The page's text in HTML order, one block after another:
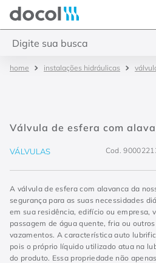
instalações hidráulicas
Válvula de esfera com
VÁLVULAS Cod.
A válvula de esfera com alavanca da
segurança para as suas necessidades
em sua residência, edifício ou empresa,
passagem de água quente, fria ou
vazamentos. A característica auto
pois o próprio líquido utilizado atua na
do produto. Essa propriedade não
4º chuveiro